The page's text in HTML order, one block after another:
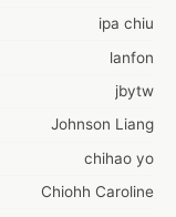
ipa chiu
lanfon
jbytw
Johnson Liang
chihao yo
Chiohh Caroline